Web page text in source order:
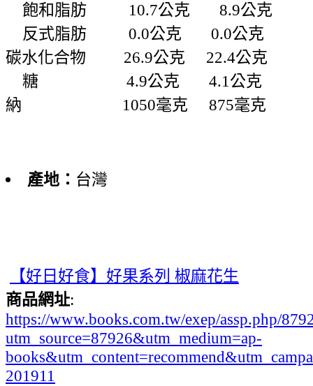
飽和脂肪 10.7公克 8.9公克
反式脂肪 0.0公克 0.0公克
碳水化合物 26.9公克 22.4公克
糖 4.9公克 4.1公克
納 1050毫克 875毫克
產地： 台灣
【好日好食】好果系列 椒麻花生
商品網址:
https://www.books.com.tw/exep/assp.php/
utm_source=87926&utm_medium=ap-
201911